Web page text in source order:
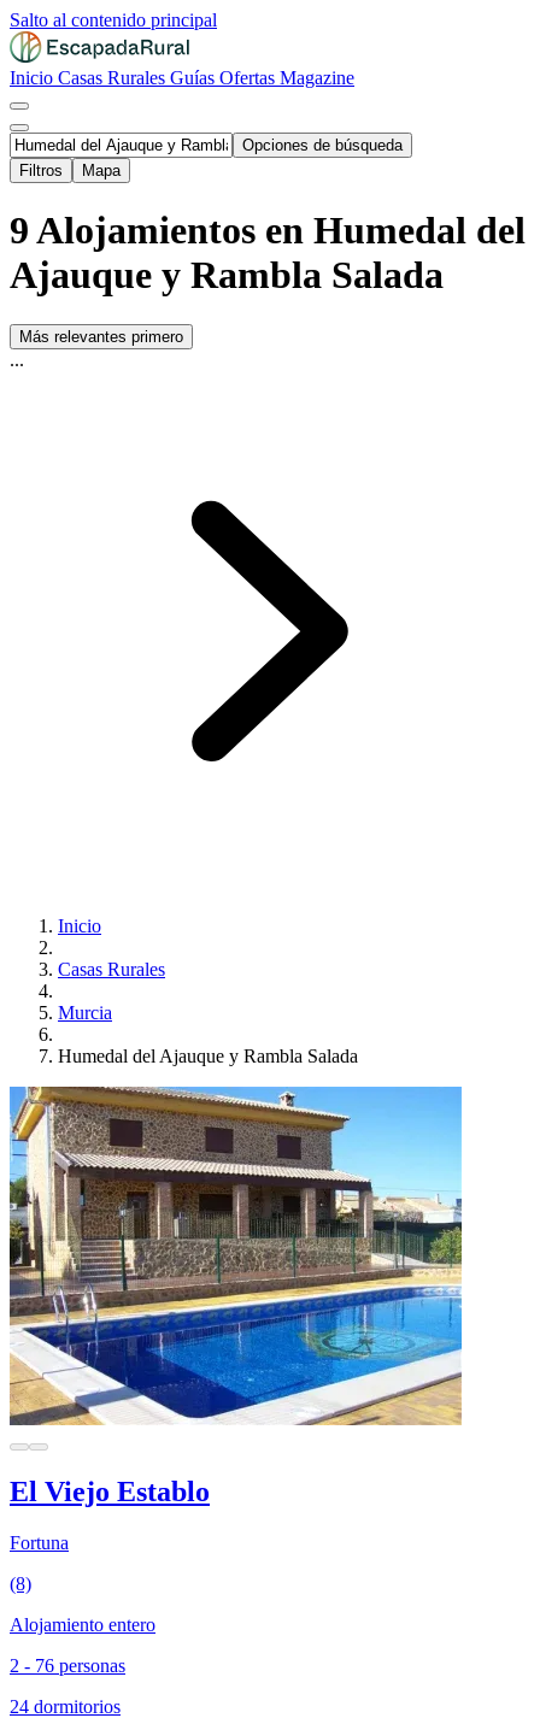
Salto al contenido principal
Inicio Casas Rurales Guías Ofertas Magazine
Opciones de búsqueda
Filtros
Mapa
9 Alojamientos en Humedal del
Ajauque y Rambla Salada
Más relevantes primero
...
Inicio
Casas Rurales
Murcia
Humedal del Ajauque y Rambla Salada
El Viejo Establo
Fortuna
(8)
Alojamiento entero
2 - 76 personas
24 dormitorios